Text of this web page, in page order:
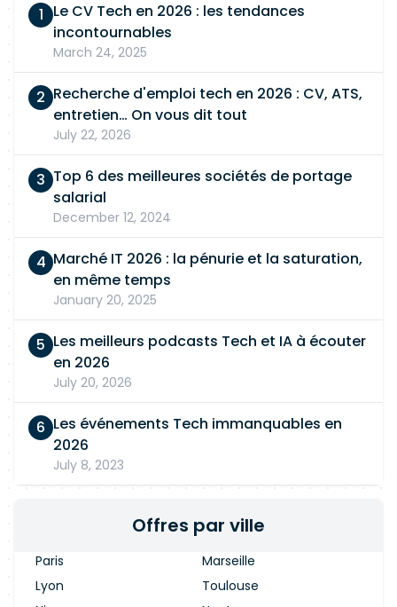
Le CV Tech en 2026 : les tendances
incontournables
March 24, 2025
Recherche d'emploi tech en 2026 : CV, ATS,
entretien… On vous dit tout
July 22, 2026
Top 6 des meilleures sociétés de portage
salarial
December 12, 2024
Marché IT 2026 : la pénurie et la saturation,
en même temps
January 20, 2025
Les meilleurs podcasts Tech et IA à écouter
en 2026
July 20, 2026
Les événements Tech immanquables en
2026
July 8, 2023
Offres par ville
Paris
Marseille
Lyon
Toulouse